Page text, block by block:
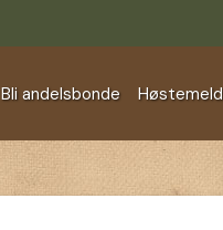
Bli andelsbonde